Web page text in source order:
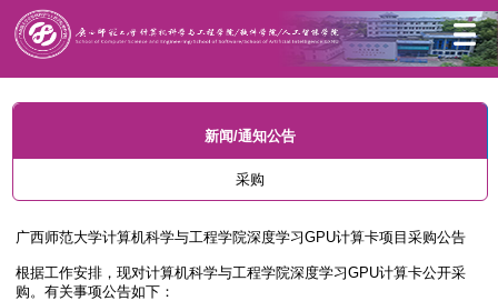
新闻/通知公告
采购
广西师范大学计算机科学与工程学院深度学习GPU计算卡项目采购公告
根据工作安排，现对计算机科学与工程学院深度学习GPU计算卡公开采
购。有关事项公告如下：